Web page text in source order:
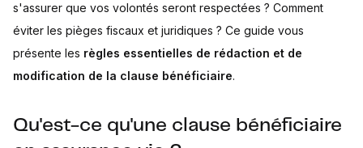
s'assurer que vos volontés seront respectées ? Comment
éviter les pièges fiscaux et juridiques ? Ce guide vous
présente les règles essentielles de rédaction et de
modification de la clause bénéficiaire.
Qu'est-ce qu'une clause bénéficiaire